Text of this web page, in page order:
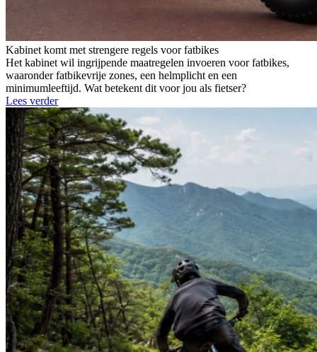
Kabinet komt met strengere regels voor fatbikes
Het kabinet wil ingrijpende maatregelen invoeren voor fatbikes,
waaronder fatbikevrije zones, een helmplicht en een
minimumleeftijd. Wat betekent dit voor jou als fietser?
Lees verder